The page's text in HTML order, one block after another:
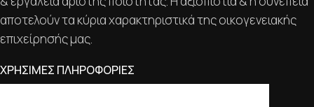
αποτελούν τα κύρια χαρακτηριστικά της οικογενειακής
επιχείρησής μας.
ΧΡΗΣΙΜΕΣ ΠΛΗΡΟΦΟΡΙΕΣ